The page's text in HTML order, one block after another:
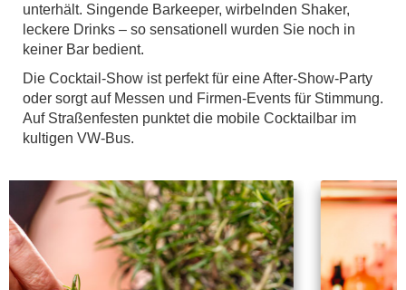
unterhält. Singende Barkeeper, wirbelnden Shaker,
leckere Drinks – so sensationell wurden Sie noch in
keiner Bar bedient.
Die Cocktail-Show ist perfekt für eine After-Show-Party
oder sorgt auf Messen und Firmen-Events für Stimmung.
Auf Straßenfesten punktet die mobile Cocktailbar im
kultigen VW-Bus.
Vorhergehendes